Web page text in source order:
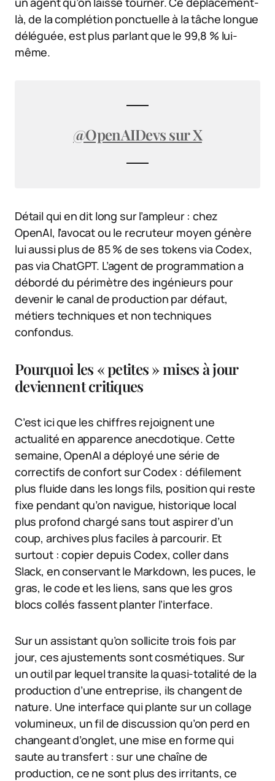
là, de la complétion ponctuelle à la tâche longue
déléguée, est plus parlant que le 99,8 % lui-
même.
@OpenAIDevs sur X
Détail qui en dit long sur l’ampleur : chez
OpenAI, l’avocat ou le recruteur moyen génère
lui aussi plus de 85 % de ses tokens via Codex,
pas via ChatGPT. L’agent de programmation a
débordé du périmètre des ingénieurs pour
devenir le canal de production par défaut,
métiers techniques et non techniques
confondus.
Pourquoi les « petites » mises à jour
deviennent critiques
C’est ici que les chiffres rejoignent une
actualité en apparence anecdotique. Cette
semaine, OpenAI a déployé une série de
correctifs de confort sur Codex : défilement
plus fluide dans les longs fils, position qui reste
fixe pendant qu’on navigue, historique local
plus profond chargé sans tout aspirer d’un
coup, archives plus faciles à parcourir. Et
surtout : copier depuis Codex, coller dans
Slack, en conservant le Markdown, les puces, le
gras, le code et les liens, sans que les gros
blocs collés fassent planter l’interface.
Sur un assistant qu’on sollicite trois fois par
jour, ces ajustements sont cosmétiques. Sur
un outil par lequel transite la quasi-totalité de la
production d’une entreprise, ils changent de
nature. Une interface qui plante sur un collage
volumineux, un fil de discussion qu’on perd en
changeant d’onglet, une mise en forme qui
saute au transfert : sur une chaîne de
production, ce ne sont plus des irritants, ce